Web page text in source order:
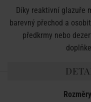
Díky reaktivní glazuře
barevný přechod a
předkrmy nebo